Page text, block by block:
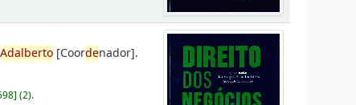
Adalberto [Coordenador].
](2).